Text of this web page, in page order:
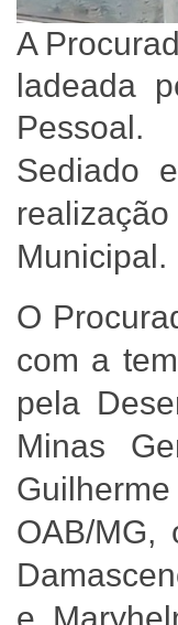
A
ladeada
Pessoal.
Sediado
Municipal.
O
com a
pela
Minas
OAB/MG,
e